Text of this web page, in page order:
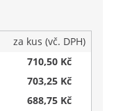
za kus (vč. DPH)
710,50 Kč
703,25 Kč
688,75 Kč